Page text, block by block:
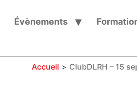
Évènements
Accueil > ClubDLRH – 15